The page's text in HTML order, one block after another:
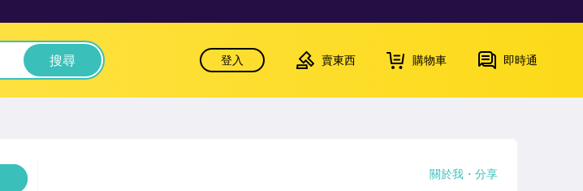
搜尋 登入 賣東西 購物車 即時通
關於我 分享